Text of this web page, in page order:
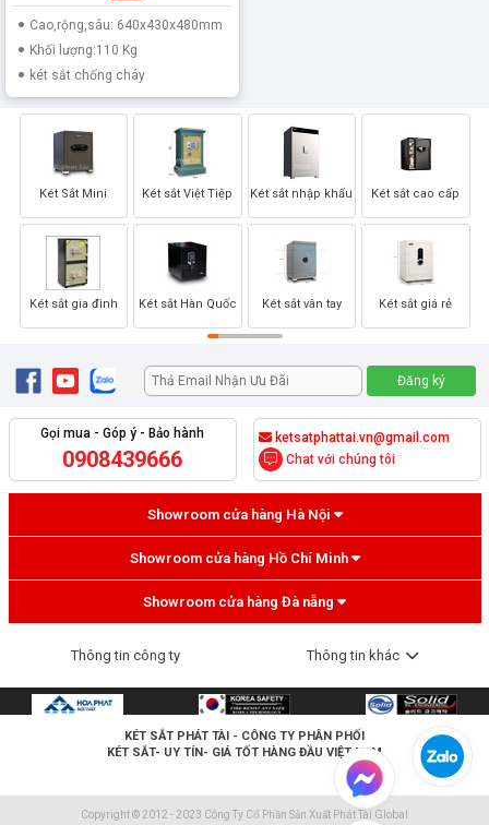
Cao,rộng,sâu: 640x430x480mm
Khối lượng:110 Kg
két sắt chống cháy
Két Sắt Mini
Két sắt gia đình
Két sắt Việt Tiệp
Két sắt Hàn Quốc
Két sắt nhập khẩu
Két sắt vân tay
Két sắt cao cấp
Két sắt giá rẻ
Gọi mua - Góp ý - Bảo hành
0908439666
ketsatphattai.vn@gmail.com
Chat với chúng tôi
Showroom cửa hàng Hà Nội
Showroom cửa hàng Hồ Chí Minh
Showroom cửa hàng Đà nẵng
Thông tin công ty Thông tin khác
KÉT SẮT PHÁT TÀI - CÔNG TY PHÂN PHỐI
KÉT SẮT- UY TÍN- GIÁ TỐT HÀNG ĐẦU VIỆT NAM
Copyright © 2012 - 2023 Công Ty Cổ Phần Sản Xuất Phát Tài Global